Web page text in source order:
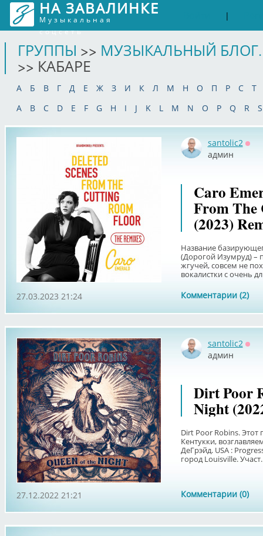
НА ЗАВАЛИНКЕ
Музыкальная
соцсеть
|
ГРУППЫ >> МУЗЫКАЛЬНЫЙ
>> КАБАРЕ
А Б В Г Д Е Ж З И К Л М Н О П Р С
Т
A
B C D E F G H I J K L M N O P Q R S
santolic2
админ
Caro
From The
(2023)
Название
(Дорогой Изумруд) –
жгучей, совсем не
вокалистки с очень
Комментарии (2)
27.03.2023 21:24
santolic2
админ
Dirt Poor
Night
Dirt Poor Robins. Этот
Кентукки,
ДеГрэйд. USA :
город Louisville.
Комментарии (0)
27.12.2022 21:21